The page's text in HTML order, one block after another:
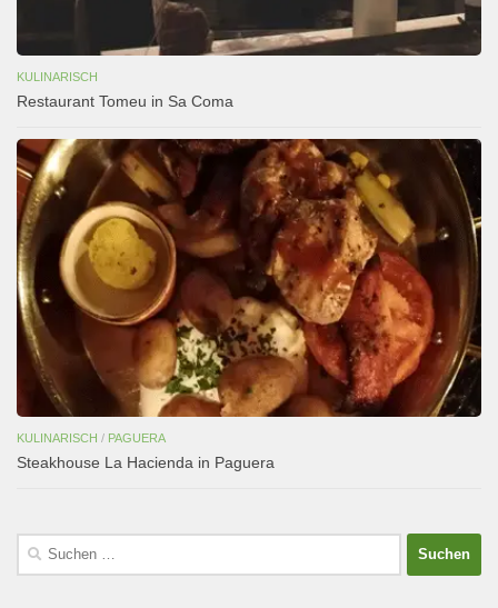
KULINARISCH
Restaurant Tomeu in Sa Coma
KULINARISCH / PAGUERA
Steakhouse La Hacienda in Paguera
Suchen